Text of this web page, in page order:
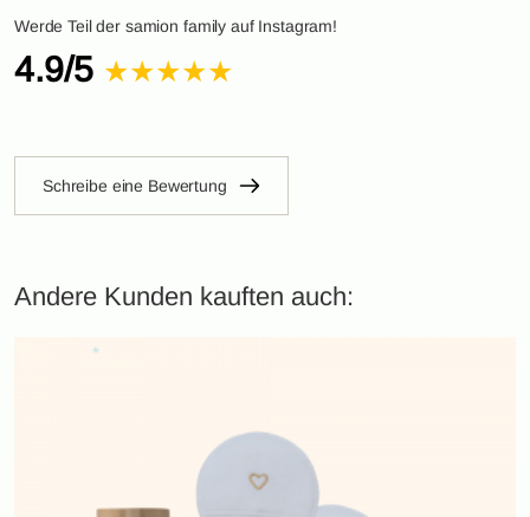
Werde Teil der samion family auf Instagram!
4.9/5 ★★★★★
Schreibe eine Bewertung
Andere Kunden kauften auch: